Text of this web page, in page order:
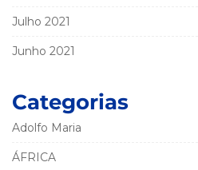
Julho 2021
Junho 2021
Categorias
Adolfo Maria
ÁFRICA